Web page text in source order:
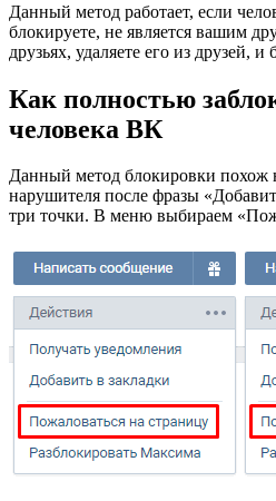
Данный метод работает, если
блокируете, не является вашим
друзьях, удаляете его из друзей, и
Как полностью
человека ВК
Данный метод блокировки похож
нарушителя после фразы
три точки. В меню выбираем